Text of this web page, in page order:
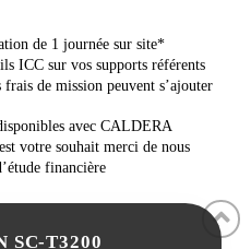
de 1 journée sur site*
ICC sur vos supports référents
de mission peuvent s’ajouter
avec CALDERA
votre souhait merci de nous
financière
SC-T3200